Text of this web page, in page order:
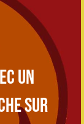
un
sur